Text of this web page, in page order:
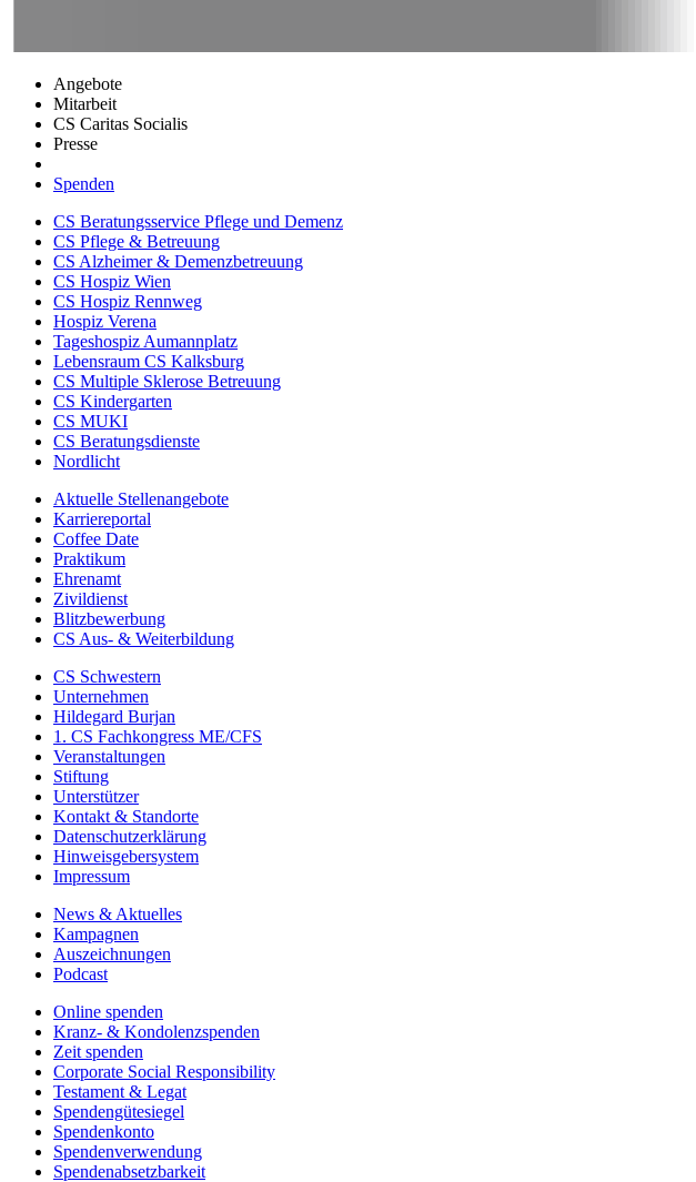
Angebote
Mitarbeit
CS Caritas Socialis
Presse
Spenden
CS Beratungsservice Pflege und Demenz
CS Pflege & Betreuung
CS Alzheimer & Demenzbetreuung
CS Hospiz Wien
CS Hospiz Rennweg
Hospiz Verena
Tageshospiz Aumannplatz
Lebensraum CS Kalksburg
CS Multiple Sklerose Betreuung
CS Kindergarten
CS MUKI
CS Beratungsdienste
Nordlicht
Aktuelle Stellenangebote
Karriereportal
Coffee Date
Praktikum
Ehrenamt
Zivildienst
Blitzbewerbung
CS Aus- & Weiterbildung
CS Schwestern
Unternehmen
Hildegard Burjan
1. CS Fachkongress ME/CFS
Veranstaltungen
Stiftung
Unterstützer
Kontakt & Standorte
Datenschutzerklärung
Hinweisgebersystem
Impressum
News & Aktuelles
Kampagnen
Auszeichnungen
Podcast
Online spenden
Kranz- & Kondolenzspenden
Zeit spenden
Corporate Social Responsibility
Testament & Legat
Spendengütesiegel
Spendenkonto
Spendenverwendung
Spendenabsetzbarkeit